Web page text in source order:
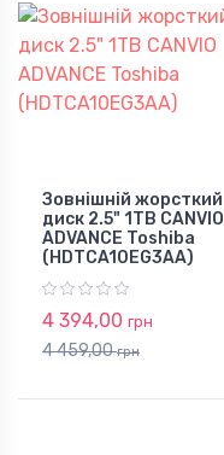
Зовнішній жорсткий
диск 2.5" 1TB CANVIO
ADVANCE Toshiba
(HDTCA10EG3AA)
4 394,00 грн
4 459,00грн